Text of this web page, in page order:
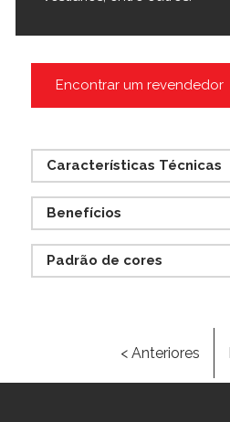
Encontrar um revendedor
Características Técnicas
Benefícios
Padrão de cores
< Anteriores